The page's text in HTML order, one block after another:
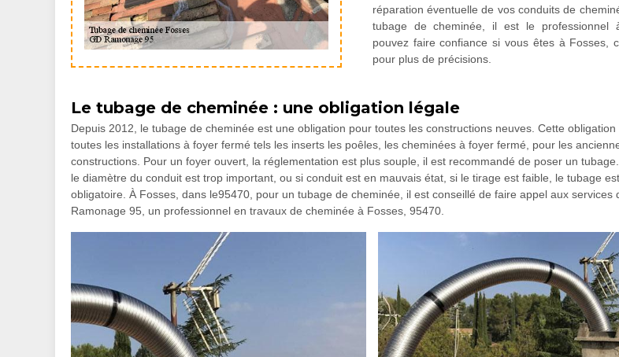
réparation éventuelle de vos conduits de
tubage de cheminée, il est le professionnel
pouvez faire confiance si vous êtes à Fosses,
pour plus de précisions.
Le tubage de cheminée : une obligation légale
Depuis 2012, le tubage de cheminée est une obligation pour toutes les constructions neuves. Cette obligation
toutes les installations à foyer fermé tels les inserts les poêles, les cheminées à foyer fermé, pour les
constructions. Pour un foyer ouvert, la réglementation est plus souple, il est recommandé de poser un
le diamètre du conduit est trop important, ou si conduit est en mauvais état, si le tirage est faible, le tubage
obligatoire. À Fosses, dans le95470, pour un tubage de cheminée, il est conseillé de faire appel aux services
Ramonage 95, un professionnel en travaux de cheminée à Fosses, 95470.